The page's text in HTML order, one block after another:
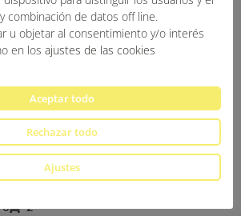
0 2
Okt
He
Are
Al
Terr
Ace
IN
R
M
IÓ
E
E
R
A
combinación de datos off line.
u objetar al consentimiento y/o interés
en los ajustes de las cookies
Aceptar todo
Rechazar todo
Ajustes